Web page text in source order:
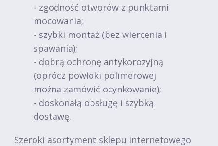
- zgodność otworów z punktami
mocowania;
- szybki montaż (bez wiercenia i
spawania);
- dobrą ochronę antykorozyjną
(oprócz powłoki polimerowej
można zamówić ocynkowanie);
- doskonałą obsługę i szybką
dostawę.
Szeroki asortyment sklepu internetowego